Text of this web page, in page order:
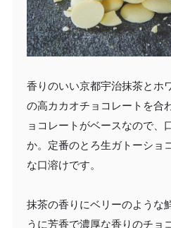
香りのいい京都宇治抹茶とホ
の高カカオチョコレートを合
ョコレートがベースなので、
か。定番のとろ生ガトーショ
な口溶けです。
抹茶の香りにベリーのような
うに芳香で濃厚な香りのチョ